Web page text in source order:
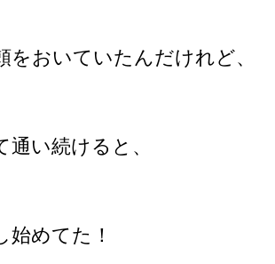
をおいていたんだけれど、
い続けると、
始めてた！